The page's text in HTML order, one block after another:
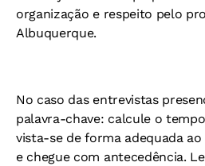
organização e respeito pelo
Albuquerque.
No caso das entrevistas
palavra-chave: calcule o
vista-se de forma adequada
e chegue com antecedência.